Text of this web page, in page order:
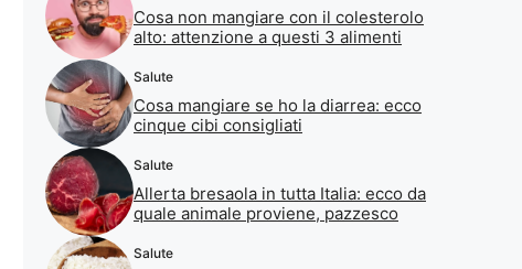
Cosa non mangiare con il colesterolo
alto: attenzione a questi 3 alimenti
Salute
Cosa mangiare se ho la diarrea: ecco
cinque cibi consigliati
Salute
Allerta bresaola in tutta Italia: ecco da
quale animale proviene, pazzesco
Salute